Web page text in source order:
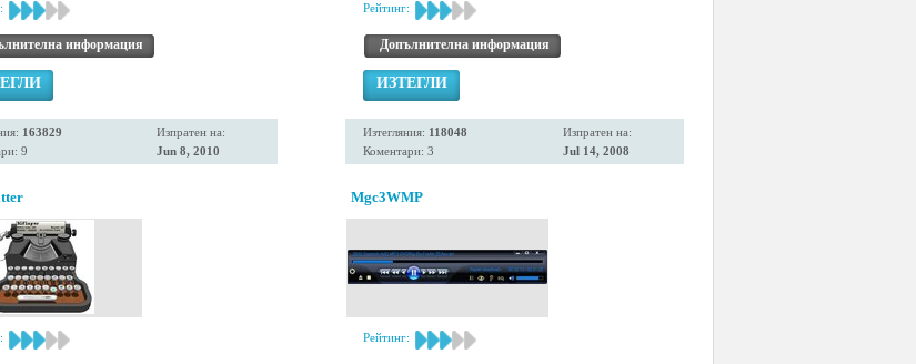
информация
163829
9
Изпратен на:
Jun 8, 2010
Рейтинг:
Допълнителна информация
ИЗТЕГЛИ
Изтегляния: 118048
Коментари: 3
Изпратен на:
Jul 14, 2008
Mgc3WMP
Рейтинг: